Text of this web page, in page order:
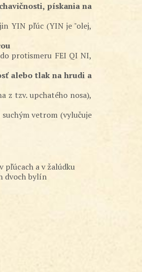
pískania na
YIN pľúc (YIN je "olej,
protismeru FEI QI NI,
alebo tlak na hrudi a
z tzv. upchatého nosa),
vetrom (vylučuje
pľúcach a v žalúdku
dvoch bylín